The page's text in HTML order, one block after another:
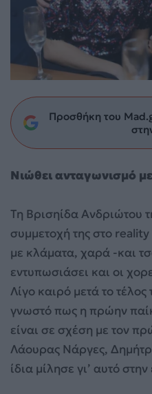
Προσθήκη του
Νιώθει ανταγωνισμό
Τη Βρισηίδα Ανδριώτου
συμμετοχή της στο
με κλάματα, χαρά -και
εντυπωσιάσει και οι
Λίγο καιρό μετά το
γνωστό πως η πρώην
είναι σε σχέση με τον
Λάουρας Νάργες,
ίδια μίλησε γι’ αυτό